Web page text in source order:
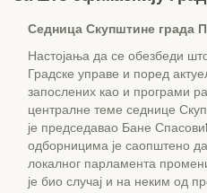
Седница Скупштине града
Настојања да се обезбеди
Градске управе и поред
запослених као и програми
централне теме седнице
је председавао Бане
одборницима је саопштено
локалног парламента
је био случај и на неким од